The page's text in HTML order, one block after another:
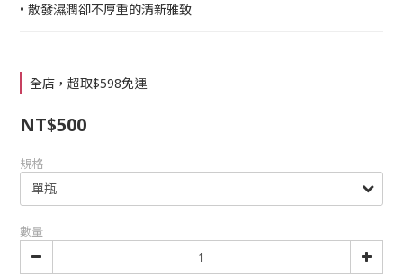
• 散發濕潤卻不厚重的清新雅致
全店，超取$598免運
NT$500
規格
數量